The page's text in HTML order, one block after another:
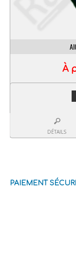
À
DÉTAILS
PAIEMENT